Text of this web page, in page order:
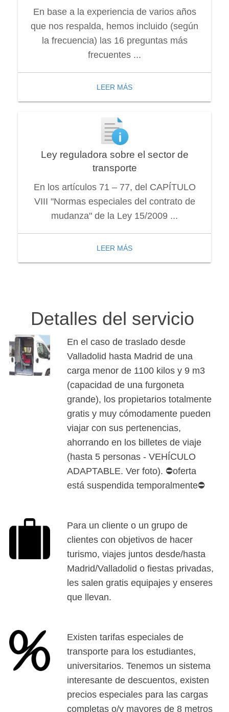
En base a la experiencia de varios años
que nos respalda, hemos incluido (según
la frecuencia) las 16 preguntas más
frecuentes ...
LEER MÁS
Ley reguladora sobre el sector de
transporte
En los artículos 71 – 77, del CAPÍTULO
VIII "Normas especiales del contrato de
mudanza" de la Ley 15/2009 ...
LEER MÁS
Detalles del servicio
En el caso de traslado desde
Valladolid hasta Madrid de una
carga menor de 1100 kilos y 9 m3
(capacidad de una furgoneta
grande), los propietarios totalmente
gratis y muy cómodamente pueden
viajar con sus pertenencias,
ahorrando en los billetes de viaje
(hasta 5 personas - VEHÍCULO
ADAPTABLE. Ver foto). ⛔oferta
está suspendida temporalmente⛔
Para un cliente o un grupo de
clientes con objetivos de hacer
turismo, viajes juntos desde/hasta
Madrid/Valladolid o fiestas privadas,
les salen gratis equipajes y enseres
que llevan.
Existen tarifas especiales de
transporte para los estudiantes,
universitarios. Tenemos un sistema
interesante de descuentos, existen
precios especiales para las cargas
completas o/y mayores de 8 metros